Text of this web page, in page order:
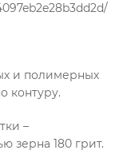
и полимерных
контуру.
–
зерна 180 грит.